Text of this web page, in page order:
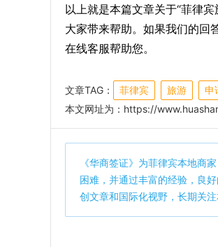
以上就是本篇文章关于“菲律
大家带来帮助。如果我们的回
在线客服帮助您。
文章TAG： 菲律宾 旅游 申
本文网址为： https://
《华商签证》为菲律宾本地商
困难，并通过丰富的经验，良
创文章和国际化视野，长期关